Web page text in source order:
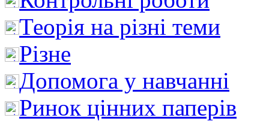
Теорія на різні теми
Різне
Допомога у навчанні
Ринок цінних паперів